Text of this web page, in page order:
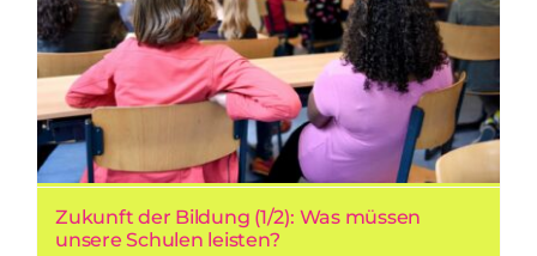
Zukunft der Bildung (1/2): Was müssen
unsere Schulen leisten?